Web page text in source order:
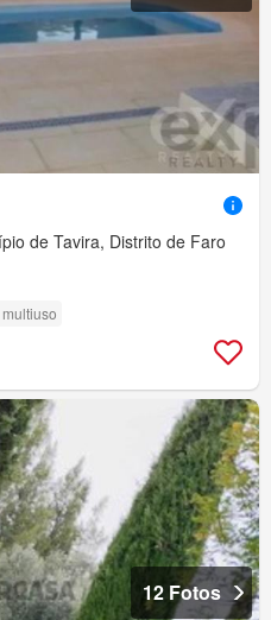
de Tavira, Distrito de Faro
12 Fotos